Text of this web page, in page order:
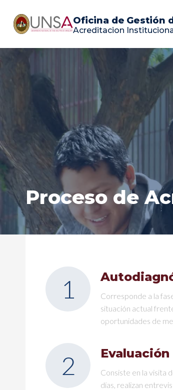
content
Oficina de Gestión
Acreditacion
Proceso de
1
Corresponde a la
situación actual
oportunidades de
2
Consiste en la visita
días, realizan